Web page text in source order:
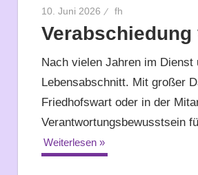
10. Juni 2026 fh
Nach vielen Jahren im
Lebensabschnitt. Mit großer
Friedhofswart oder in der
Verantwortungsbewusstsein
Weiterlesen